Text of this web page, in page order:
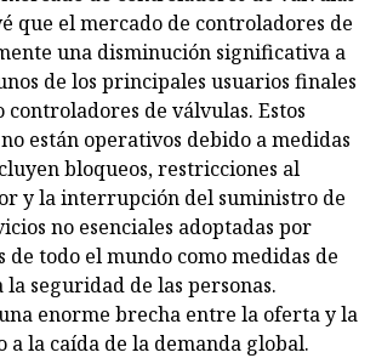
que el mercado de controladores de
una disminución significativa a
de los principales usuarios finales
controladores de válvulas. Estos
están operativos debido a medidas
bloqueos, restricciones al
y la interrupción del suministro de
no esenciales adoptadas por
de todo el mundo como medidas de
seguridad de las personas.
enorme brecha entre la oferta y la
a la caída de la demanda global.